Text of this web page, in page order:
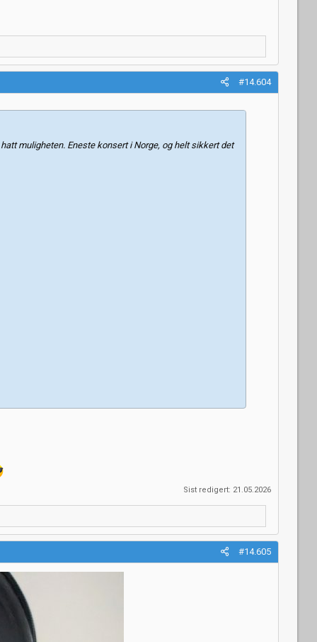
#14.604
muligheten. Eneste konsert i Norge, og helt sikkert det
Sist redigert: 21.05.2026
#14.605